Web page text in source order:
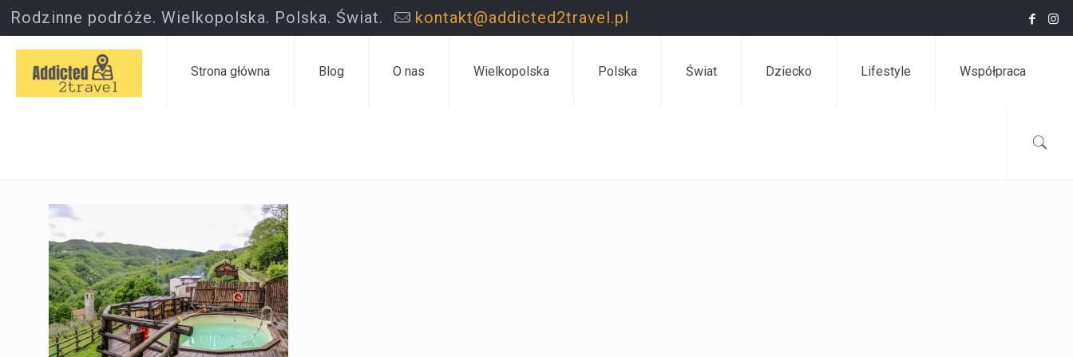
Rodzinne podróże. Wielkopolska. Polska. Świat. kontakt@addicted2travel.pl
Strona główna Blog O nas Wielkopolska Polska Świat Dziecko Lifestyle Współpraca